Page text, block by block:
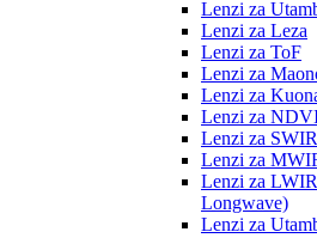
Lenzi za
Lenzi za Leza
Lenzi za ToF
Lenzi za
Lenzi za
Lenzi za
Lenzi za SWIR
Lenzi za
Lenzi za
Longwave)
Lenzi za